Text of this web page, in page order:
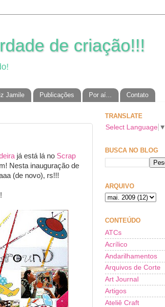
de criação!!!
Jamile Publicações Por aí... Contato
já está lá no Scrap
Nesta inauguração de
(de novo), rs!!!
TRANSLATE
Select Language ▼
BUSCA NO BLOG
ARQUIVO
CONTEÚDO
ATCs
Acrílico
Andarilhamentos
Arquivos de Corte
Art Journal
Artigos
Ateliê Craft